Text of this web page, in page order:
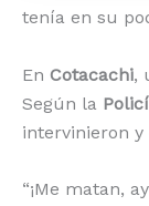
tenía en su
En Cotacachi,
Según la
intervinieron y
“¡Me matan,